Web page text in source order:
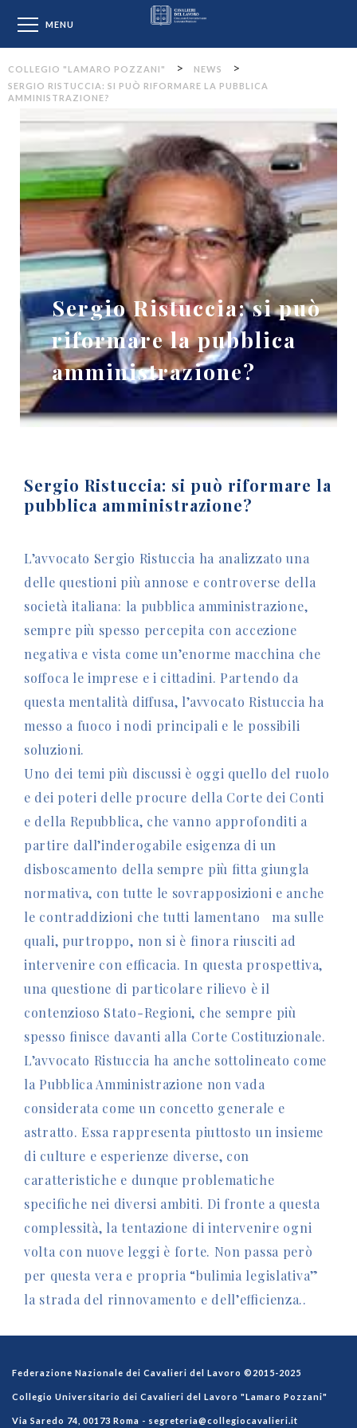
MENU
COLLEGIO "LAMARO POZZANI" > NEWS >
SERGIO RISTUCCIA: SI PUÒ RIFORMARE LA PUBBLICA
AMMINISTRAZIONE?
Sergio Ristuccia: si può
riformare la pubblica
amministrazione?
Sergio Ristuccia: si può riformare la
pubblica amministrazione?
L’avvocato Sergio Ristuccia ha analizzato una
delle questioni più annose e controverse della
società italiana: la pubblica amministrazione,
sempre più spesso percepita con accezione
negativa e vista come un’enorme macchina che
soffoca le imprese e i cittadini. Partendo da
questa mentalità diffusa, l’avvocato Ristuccia ha
messo a fuoco i nodi principali e le possibili
soluzioni.
Uno dei temi più discussi è oggi quello del ruolo
e dei poteri delle procure della Corte dei Conti
e della Repubblica, che vanno approfonditi a
partire dall’inderogabile esigenza di un
disboscamento della sempre più fitta giungla
normativa, con tutte le sovrapposizioni e anche
le contraddizioni che tutti lamentano ma sulle
quali, purtroppo, non si è finora riusciti ad
intervenire con efficacia. In questa prospettiva,
una questione di particolare rilievo è il
contenzioso Stato-Regioni, che sempre più
spesso finisce davanti alla Corte Costituzionale.
L’avvocato Ristuccia ha anche sottolineato come
la Pubblica Amministrazione non vada
considerata come un concetto generale e
astratto. Essa rappresenta piuttosto un insieme
di culture e esperienze diverse, con
caratteristiche e dunque problematiche
specifiche nei diversi ambiti. Di fronte a questa
complessità, la tentazione di intervenire ogni
volta con nuove leggi è forte. Non passa però
per questa vera e propria “bulimia legislativa”
la strada del rinnovamento e dell’efficienza..
Federazione Nazionale dei Cavalieri del Lavoro ©2015-2025
Collegio Universitario dei Cavalieri del Lavoro "Lamaro Pozzani"
Via Saredo 74, 00173 Roma - segreteria@collegiocavalieri.it